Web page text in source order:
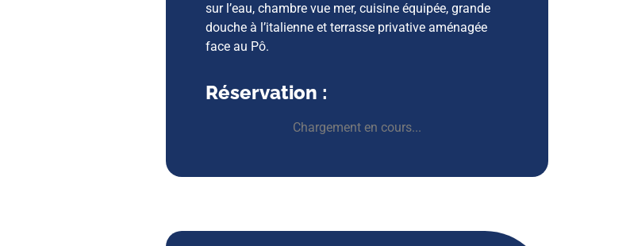
sur l’eau, chambre vue mer, cuisine équipée, grande
douche à l’italienne et terrasse privative aménagée
face au Pô.
Réservation :
Chargement en cours...